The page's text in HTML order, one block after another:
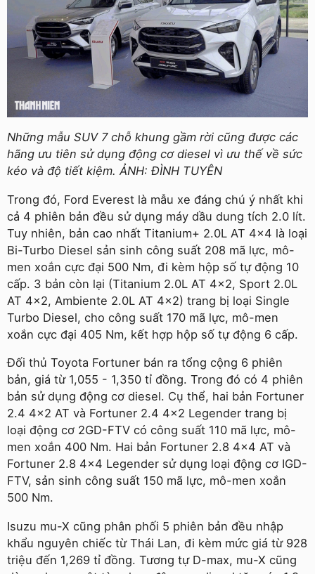
Những mẫu SUV 7 chỗ khung gầm rời cũng được các
hãng ưu tiên sử dụng động cơ diesel vì ưu thế về sức
kéo và độ tiết kiệm. ẢNH: ĐÌNH TUYÊN
Trong đó, Ford Everest là mẫu xe đáng chú ý nhất khi
cả 4 phiên bản đều sử dụng máy dầu dung tích 2.0 lít.
Tuy nhiên, bản cao nhất Titanium+ 2.0L AT 4x4 là loại
Bi-Turbo Diesel sản sinh công suất 208 mã lực, mô-
men xoắn cực đại 500 Nm, đi kèm hộp số tự động 10
cấp. 3 bản còn lại (Titanium 2.0L AT 4x2, Sport 2.0L
AT 4x2, Ambiente 2.0L AT 4x2) trang bị loại Single
Turbo Diesel, cho công suất 170 mã lực, mô-men
xoắn cực đại 405 Nm, kết hợp hộp số tự động 6 cấp.
Đối thủ Toyota Fortuner bán ra tổng cộng 6 phiên
bản, giá từ 1,055 - 1,350 tỉ đồng. Trong đó có 4 phiên
bản sử dụng động cơ diesel. Cụ thể, hai bản Fortuner
2.4 4x2 AT và Fortuner 2.4 4x2 Legender trang bị
loại động cơ 2GD-FTV có công suất 110 mã lực, mô-
men xoắn 400 Nm. Hai bản Fortuner 2.8 4x4 AT và
Fortuner 2.8 4x4 Legender sử dụng loại động cơ IGD-
FTV, sản sinh công suất 150 mã lực, mô-men xoắn
500 Nm.
Isuzu mu-X cũng phân phối 5 phiên bản đều nhập
khẩu nguyên chiếc từ Thái Lan, đi kèm mức giá từ 928
triệu đến 1,269 tỉ đồng. Tương tự D-max, mu-X cũng